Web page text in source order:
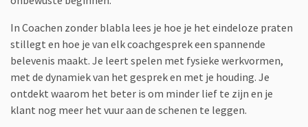
In Coachen zonder blabla lees je hoe je het eindeloze praten
stillegt en hoe je van elk coachgesprek een spannende
belevenis maakt. Je leert spelen met fysieke werkvormen,
met de dynamiek van het gesprek en met je houding. Je
ontdekt waarom het beter is om minder lief te zijn en je
klant nog meer het vuur aan de schenen te leggen.